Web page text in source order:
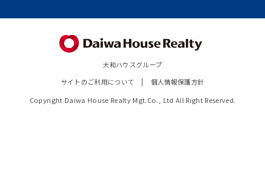
大和ハウスグループ
サイトのご利用について
個人情報保護方針
Copyright Daiwa House Realty Mgt.Co., Ltd All Right Reserved.